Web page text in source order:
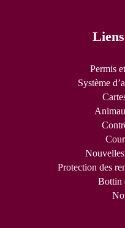
Permis
Système
Protection des
Bottin